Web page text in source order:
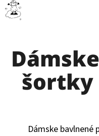
Prejsť
šortky
Dámske bavlnené
K
O
Č